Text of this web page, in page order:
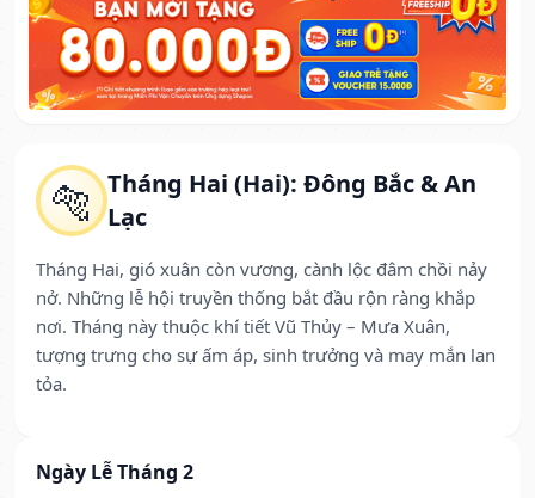
🐅 Tháng Hai (Hai): Đông Bắc & An
Lạc
Tháng Hai, gió xuân còn vương, cành lộc đâm chồi nảy
nở. Những lễ hội truyền thống bắt đầu rộn ràng khắp
nơi. Tháng này thuộc khí tiết Vũ Thủy – Mưa Xuân,
tượng trưng cho sự ấm áp, sinh trưởng và may mắn lan
tỏa.
Ngày Lễ Tháng 2